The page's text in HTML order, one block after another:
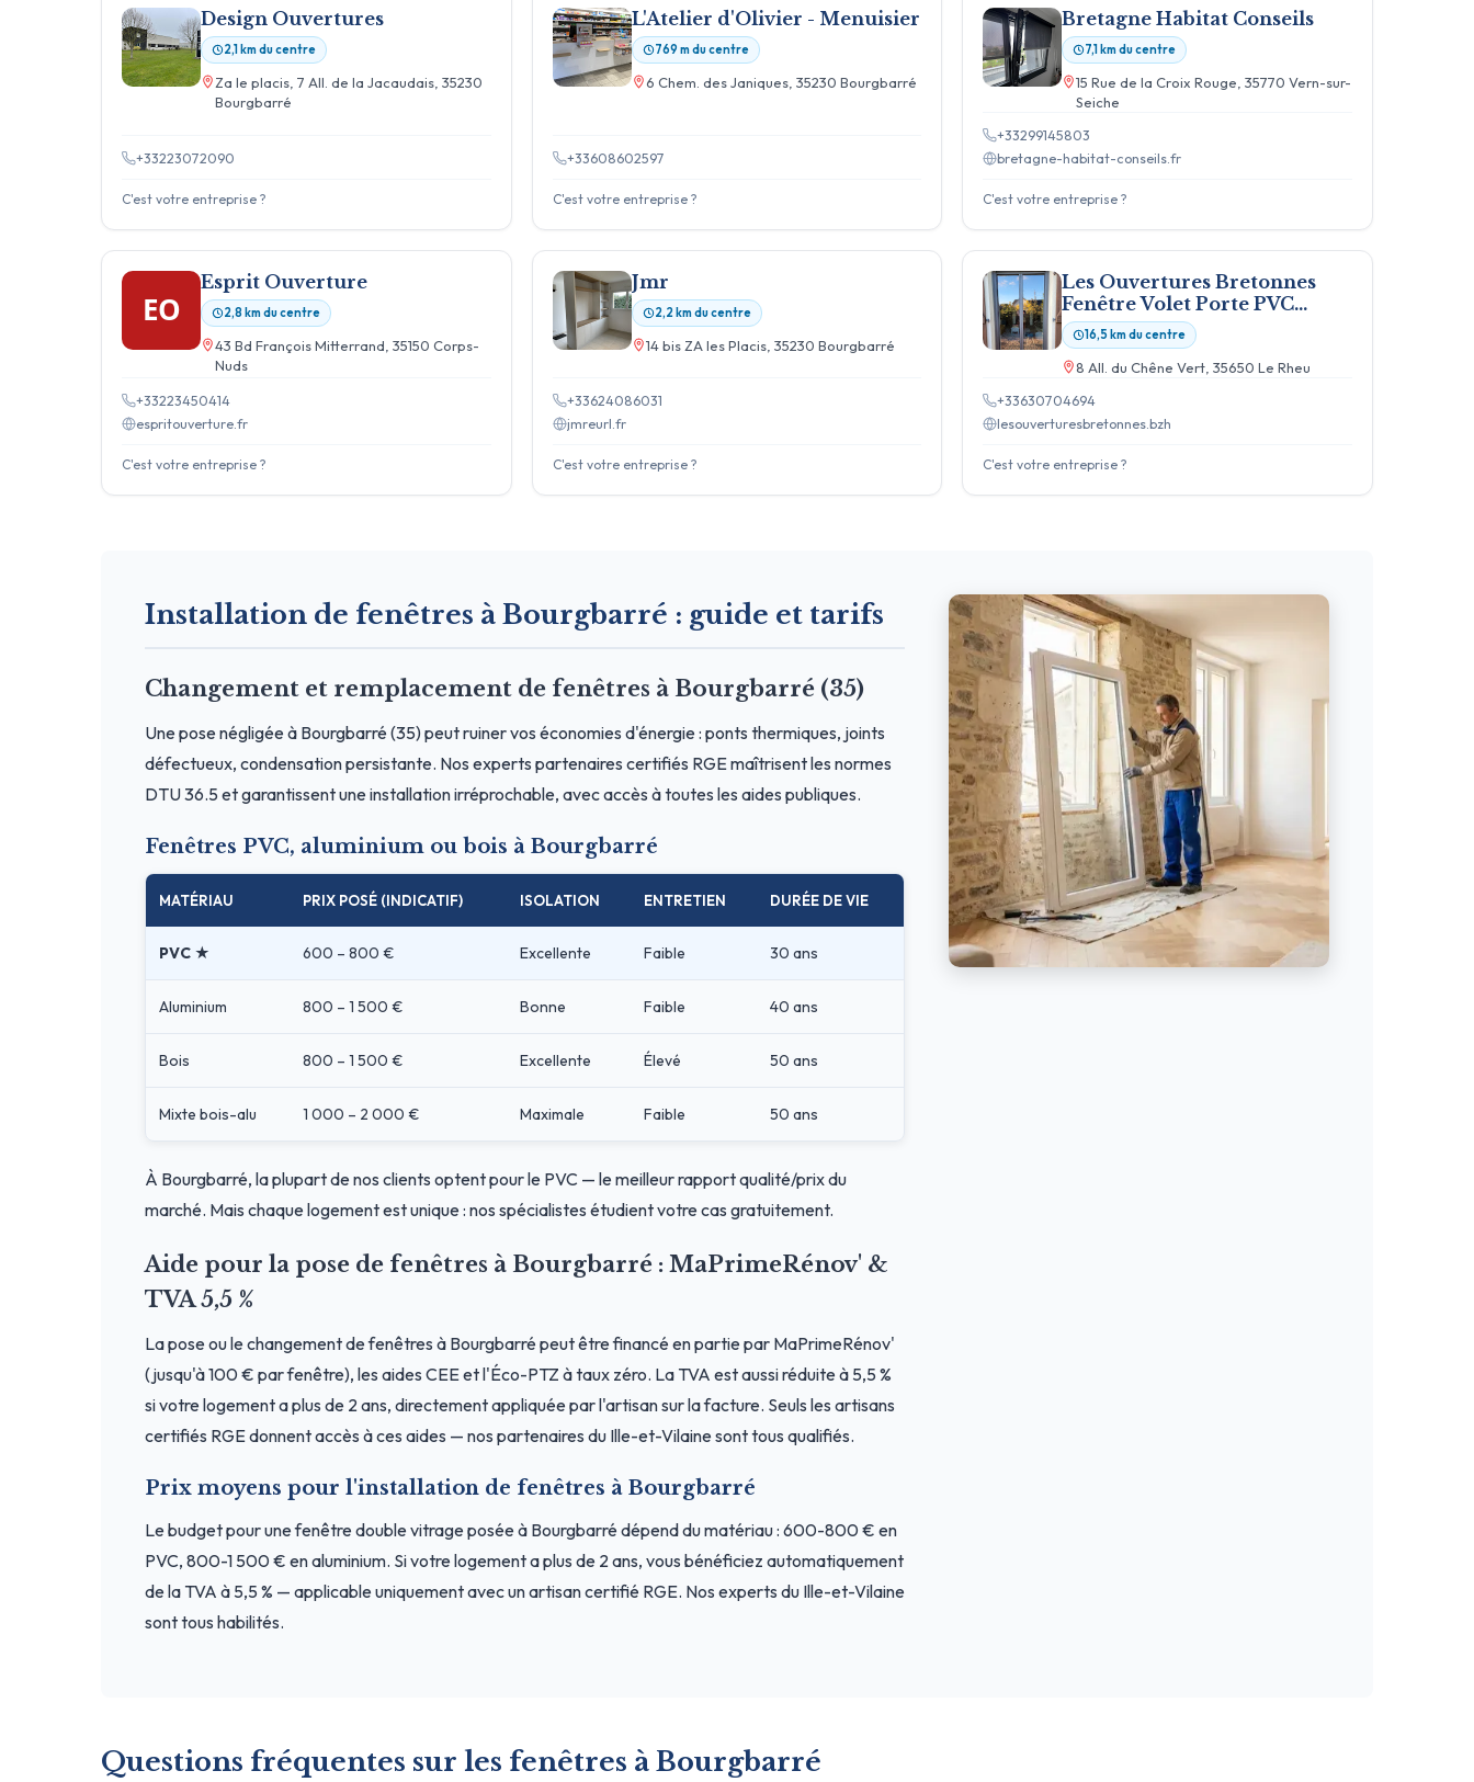
Design Ouvertures
2,1 km du centre
Za le placis, 7 All. de la Jacaudais, 35230
Bourgbarré
+33223072090
C'est votre entreprise ?
L'Atelier d'Olivier - Menuisier
769 m du centre
6 Chem. des Janiques, 35230 Bourgbarré
+33608602597
C'est votre entreprise ?
Bretagne Habitat Conseils
7,1 km du centre
15 Rue de la Croix Rouge, 35770 Vern-sur-
Seiche
+33299145803
bretagne-habitat-conseils.fr
C'est votre entreprise ?
EO
Esprit Ouverture
2,8 km du centre
43 Bd François Mitterrand, 35150 Corps-
Nuds
+33223450414
espritouverture.fr
C'est votre entreprise ?
Jmr
2,2 km du centre
14 bis ZA les Placis, 35230 Bourgbarré
+33624086031
jmreurl.fr
C'est votre entreprise ?
Les Ouvertures Bretonnes
Fenêtre Volet Porte PVC
Rennes - RGE - Poseur
Installateur Menuisier
16,5 km du centre
8 All. du Chêne Vert, 35650 Le Rheu
+33630704694
lesouverturesbretonnes.bzh
C'est votre entreprise ?
Installation de fenêtres à Bourgbarré : guide et tarifs
Changement et remplacement de fenêtres à Bourgbarré (35)
Une pose négligée à Bourgbarré (35) peut ruiner vos économies d'énergie : ponts thermiques, joints
défectueux, condensation persistante. Nos experts partenaires certifiés RGE maîtrisent les normes
DTU 36.5 et garantissent une installation irréprochable, avec accès à toutes les aides publiques.
Fenêtres PVC, aluminium ou bois à Bourgbarré
MATÉRIAU PRIX POSÉ (INDICATIF) ISOLATION ENTRETIEN DURÉE DE VIE
PVC ★ 600 – 800 € Excellente Faible 30 ans
Aluminium 800 – 1 500 € Bonne Faible 40 ans
Bois 800 – 1 500 € Excellente Élevé 50 ans
Mixte bois-alu 1 000 – 2 000 € Maximale Faible 50 ans
À Bourgbarré, la plupart de nos clients optent pour le PVC — le meilleur rapport qualité/prix du
marché. Mais chaque logement est unique : nos spécialistes étudient votre cas gratuitement.
Aide pour la pose de fenêtres à Bourgbarré : MaPrimeRénov' &
TVA 5,5 %
La pose ou le changement de fenêtres à Bourgbarré peut être financé en partie par MaPrimeRénov'
(jusqu'à 100 € par fenêtre), les aides CEE et l'Éco-PTZ à taux zéro. La TVA est aussi réduite à 5,5 %
si votre logement a plus de 2 ans, directement appliquée par l'artisan sur la facture. Seuls les artisans
certifiés RGE donnent accès à ces aides — nos partenaires du Ille-et-Vilaine sont tous qualifiés.
Prix moyens pour l'installation de fenêtres à Bourgbarré
Le budget pour une fenêtre double vitrage posée à Bourgbarré dépend du matériau : 600-800 € en
PVC, 800-1 500 € en aluminium. Si votre logement a plus de 2 ans, vous bénéficiez automatiquement
de la TVA à 5,5 % — applicable uniquement avec un artisan certifié RGE. Nos experts du Ille-et-Vilaine
sont tous habilités.
Questions fréquentes sur les fenêtres à Bourgbarré